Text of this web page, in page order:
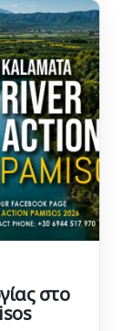
στο